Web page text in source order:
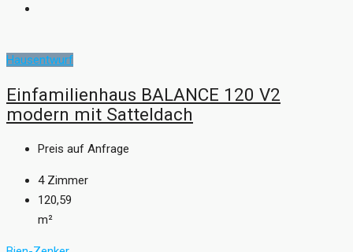
Hausentwurf
Einfamilienhaus BALANCE 120 V2
modern mit Satteldach
Preis auf Anfrage
4 Zimmer
120,59
m²